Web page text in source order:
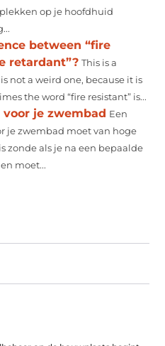
op je hoofdhuid
between “fire
retardant”? This is a
not a weird one, because it is
the word “fire resistant” is...
je zwembad Een
je zwembad moet van hoge
zonde als je na een bepaalde
moet...